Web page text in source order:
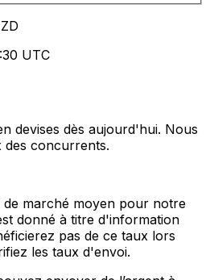
UTC
devises dès aujourd'hui. Nous
des concurrents.
de marché moyen pour notre
donné à titre d'information
pas de ce taux lors
les taux d'envoi.